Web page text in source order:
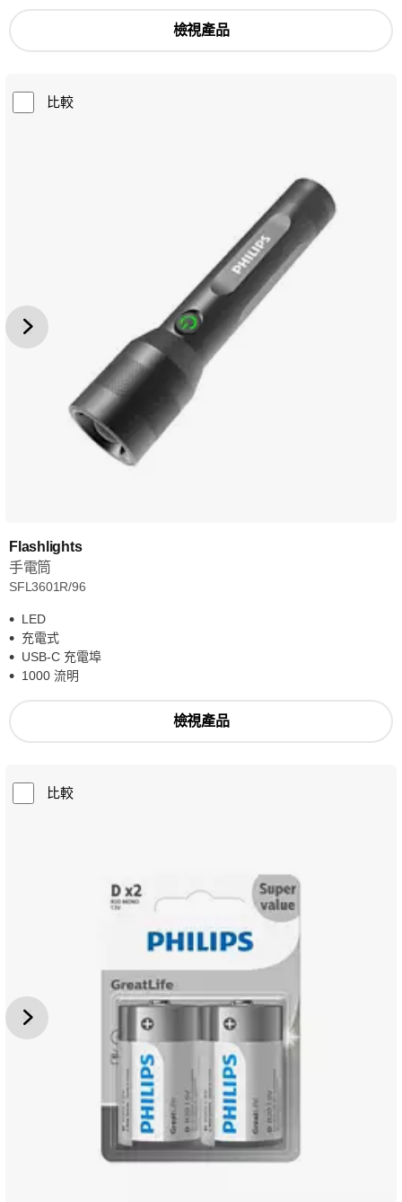
檢視產品
比較
Flashlights
手電筒
SFL3601R/96
LED
充電式
USB-C 充電埠
1000 流明
檢視產品
比較